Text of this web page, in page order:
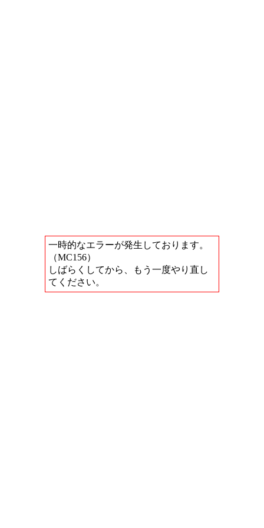
一時的なエラーが発生しております。
（MC156）
しばらくしてから、もう一度やり直し
てください。